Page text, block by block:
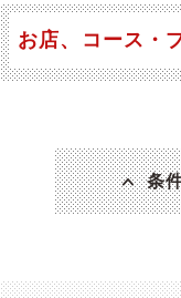
お店、コース・
条